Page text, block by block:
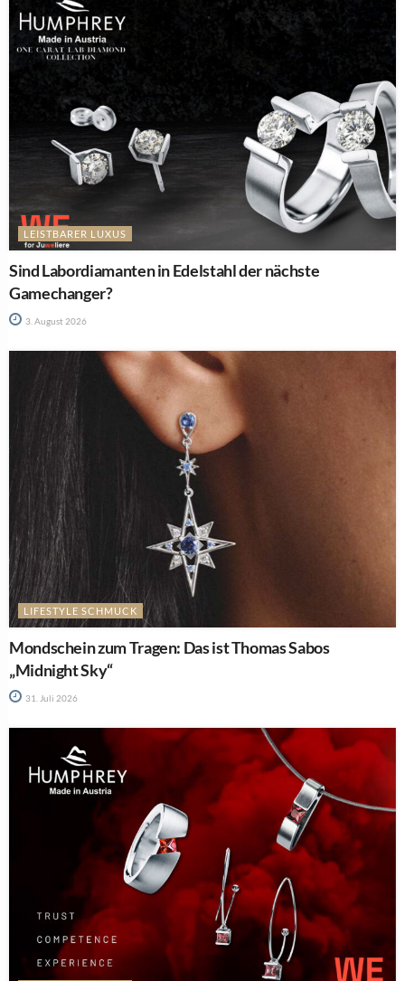
LEISTBARER LUXUS
Sind Labordiamanten in Edelstahl der nächste
Gamechanger?
3. August 2026
LIFESTYLE SCHMUCK
Mondschein zum Tragen: Das ist Thomas Sabos
„Midnight Sky“
31. Juli 2026